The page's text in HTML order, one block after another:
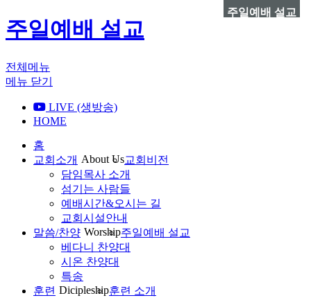
주일예배 설교
전체메뉴
메뉴 닫기
LIVE (생방송)
HOME
홈
교회소개 About Us교회비전
담임목사 소개
섬기는 사람들
예배시간&오시는 길
교회시설안내
말씀/찬양 Worship주일예배 설교
베다니 찬양대
시온 찬양대
특송
훈련 Dicipleship훈련 소개
주일예배 설교